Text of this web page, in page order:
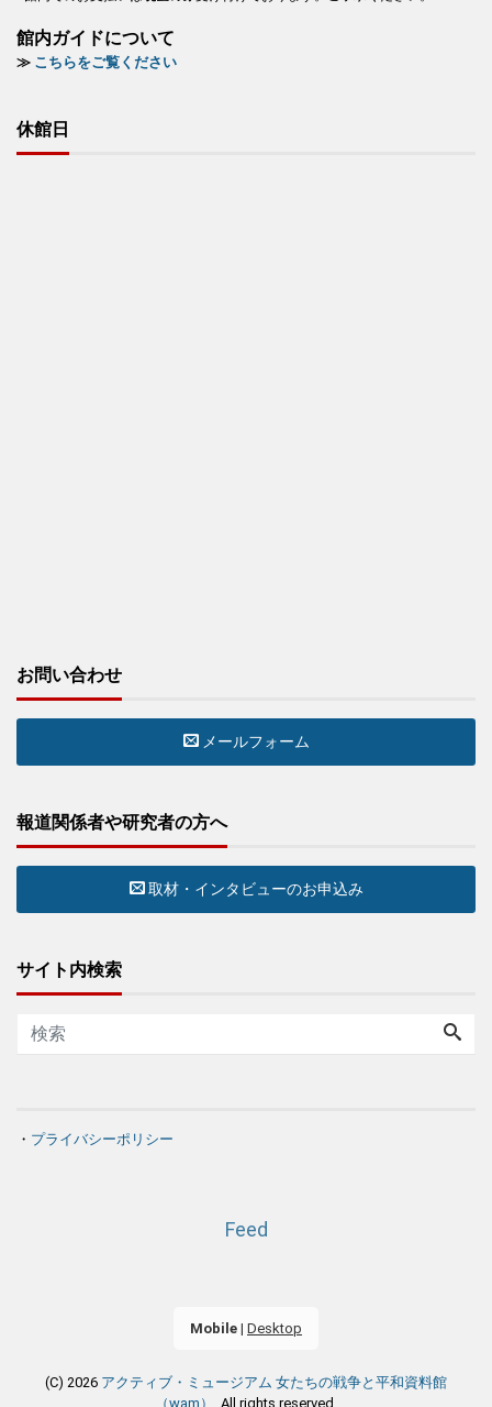
館内ガイドについて
≫ こちらをご覧ください
休館日
お問い合わせ
メールフォーム
報道関係者や研究者の方へ
取材・インタビューのお申込み
サイト内検索
・ プライバシーポリシー
Feed
Mobile | Desktop
(C) 2026 アクティブ・ミュージアム 女たちの戦争と平和資料館
（wam）
. All rights reserved.